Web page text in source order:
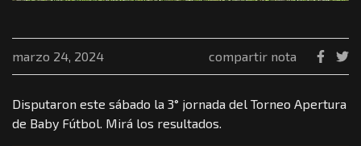
marzo 24, 2024 compartir nota
Disputaron este sábado la 3° jornada del Torneo Apertura
de Baby Fútbol. Mirá los resultados.